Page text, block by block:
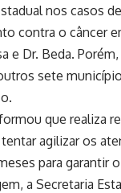
nos casos
contra o câncer
e Dr. Beda.
sete
que realiza
agilizar os
para garantir
a Secretaria